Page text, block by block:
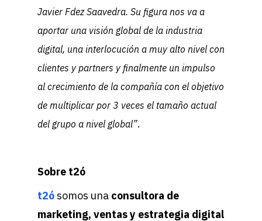
Javier Fdez Saavedra. Su figura nos va a
aportar una visión global de la industria
digital, una interlocución a muy alto nivel con
clientes y partners y finalmente un impulso
al crecimiento de la compañía con el objetivo
de multiplicar por 3 veces el tamaño actual
del grupo a nivel global”.
Sobre t2ó
t2ósomos una consultora de
marketing, ventas y estrategia digital